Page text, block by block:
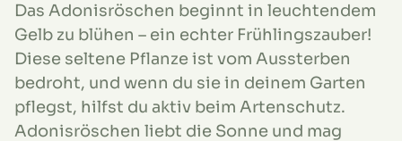
Das Adonisröschen beginnt in leuchtendem
Gelb zu blühen – ein echter Frühlingszauber!
Diese seltene Pflanze ist vom Aussterben
bedroht, und wenn du sie in deinem Garten
pflegst, hilfst du aktiv beim Artenschutz.
Adonisröschen liebt die Sonne und mag